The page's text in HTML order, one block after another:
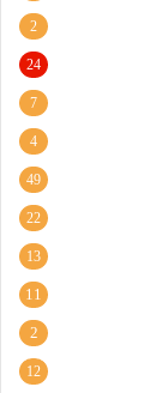
2
24
7
4
49
22
13
11
2
12